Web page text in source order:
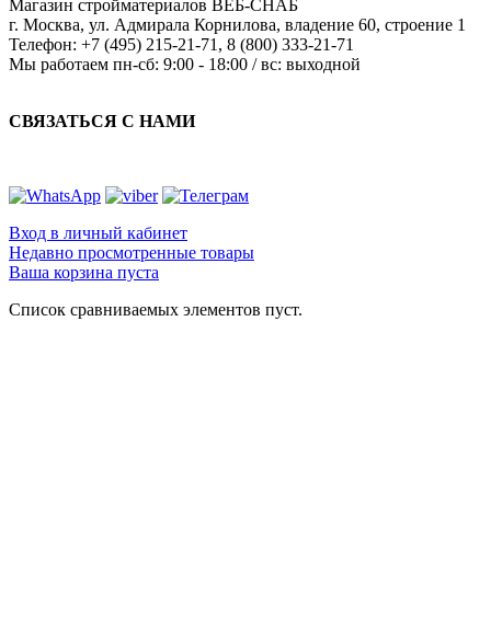
Магазин стройматериалов ВЕБ-СНАБ
г. Москва, ул. Адмирала Корнилова, владение 60, строение 1
Телефон: +7 (495) 215-21-71 , 8 (800) 333-21-71
Мы работаем пн-сб: 9:00 - 18:00 / вс: выходной
СВЯЗАТЬСЯ С НАМИ
Вход в личный кабинет
Недавно просмотренные товары
Ваша корзина пуста
Список сравниваемых элементов пуст.